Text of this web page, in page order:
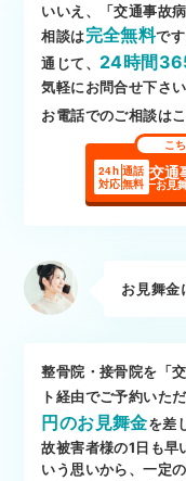
いいえ、「交通事故
相談は完全無料で
通じて、 24時間
気軽にお問合せ下さい
お電話でのご相談は
こ
24h
対応
通話
無料
交通
お見
お見舞金
整骨院・接骨院を「
ト経由でご予約いた
円のお見舞金を差
故被害者様の1日も早
いう思いから、一定